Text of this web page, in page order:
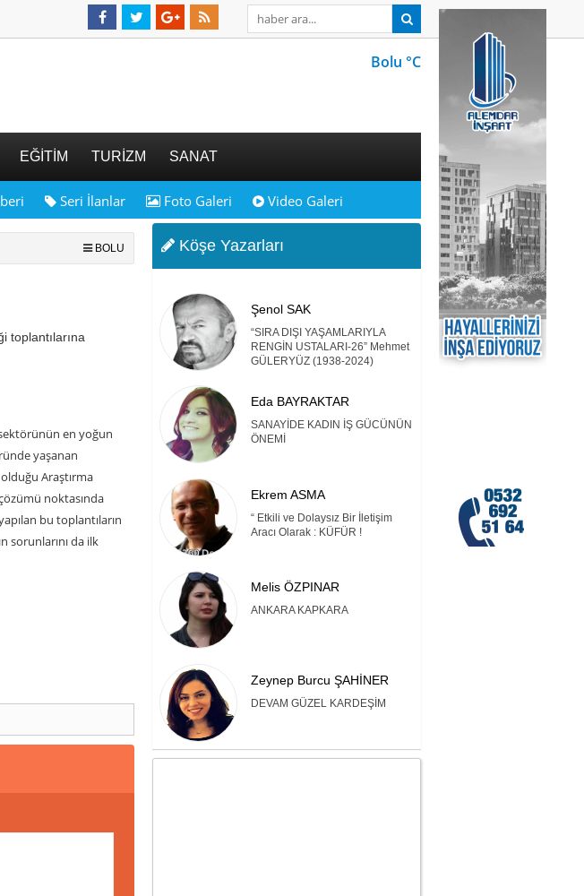
Bolu °C
EĞİTİM TURİZM SANAT
Seri İlanlar Foto Galeri Video Galeri
BOLU
toplantılarına
en yoğun
yaşanan
olduğu Araştırma
noktasında
bu toplantıların
sorunlarını da ilk
Köşe Yazarları
Şenol SAK
“SIRA DIŞI YAŞAMLARIYLA
RENGİN USTALARI-26” Mehmet
GÜLERYÜZ (1938-2024)
Eda BAYRAKTAR
SANAYİDE KADIN İŞ GÜCÜNÜN
ÖNEMİ
Ekrem ASMA
“ Etkili ve Dolaysız Bir İletişim
Aracı Olarak : KÜFÜR !
Melis ÖZPINAR
ANKARA KAPKARA
Zeynep Burcu ŞAHİNER
DEVAM GÜZEL KARDEŞİM